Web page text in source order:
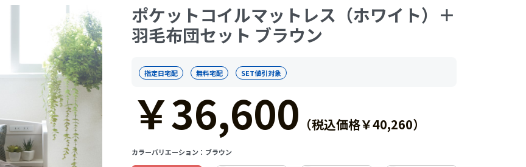
ポケットコイルマットレス（ホワイト）＋
羽毛布団セット ブラウン
指定日宅配 無料宅配 SET値引対象
￥36,600 （税込価格￥40,260）
カラーバリエーション： ブラウン